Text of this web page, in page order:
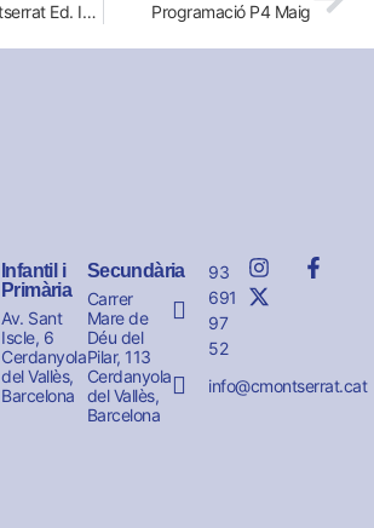
Diada de Montserrat Ed. Infantil
Programació P4 Maig
Infantil i
Primària
Av. Sant
Iscle, 6
Cerdanyola
del Vallès,
Barcelona
Secundària
Carrer
Mare de
Déu del
Pilar, 113
Cerdanyola
del Vallès,
Barcelona
93
691
97
52
info@cmontserrat.cat